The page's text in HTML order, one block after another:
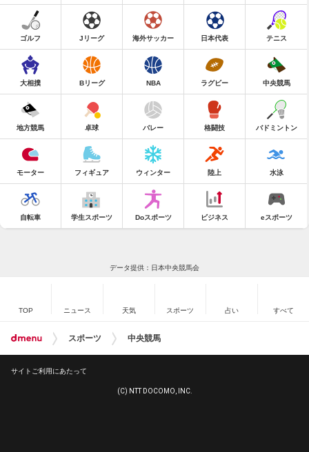
ゴルフ Jリーグ 海外サッカー 日本代表 テニス
大相撲 Bリーグ NBA ラグビー 中央競馬
地方競馬 卓球 バレー 格闘技 バドミントン
モーター フィギュア ウィンター 陸上 水泳
自転車 学生スポーツ Doスポーツ ビジネス eスポーツ
データ提供：日本中央競馬会
TOP ニュース 天気 スポーツ 占い すべて
スポーツ 中央競馬
サイトご利用にあたって
(C) NTT DOCOMO, INC.